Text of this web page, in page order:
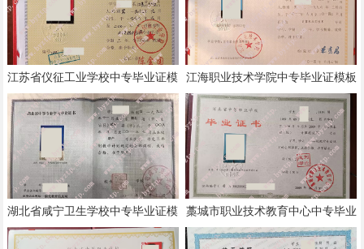
江苏省仪征工业学校中专毕业证模
板样本
江海职业技术学院中专毕业证模板
样本
湖北省咸宁卫生学校中专毕业证模
板样本
藁城市职业技术教育中心中专毕业
证模板样本